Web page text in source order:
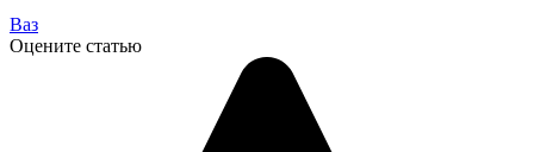
Ваз
Оцените статью